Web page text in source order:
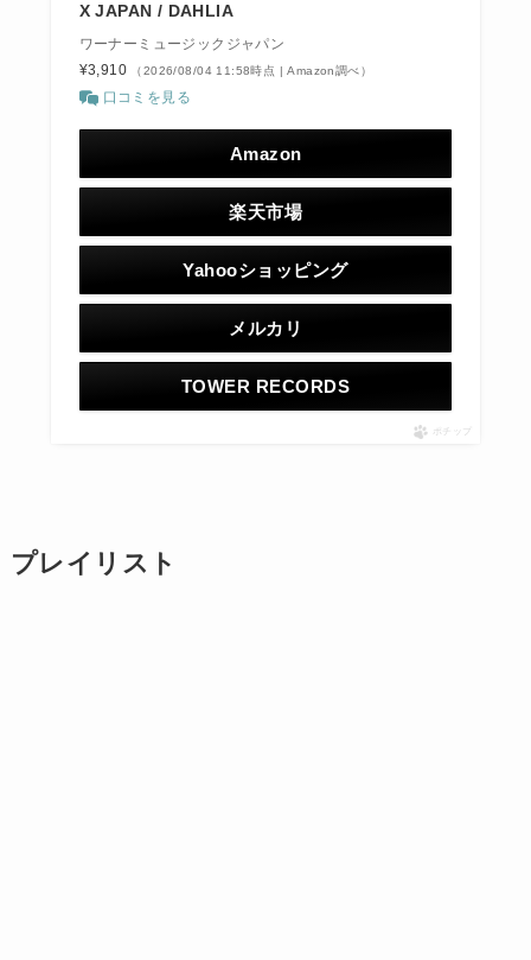
X JAPAN / DAHLIA
ワーナーミュージックジャパン
¥3,910
（2026/08/04 11:58時点 | Amazon調べ）
口コミを見る
Amazon
楽天市場
Yahooショッピング
メルカリ
TOWER RECORDS
ポチップ
プレイリスト